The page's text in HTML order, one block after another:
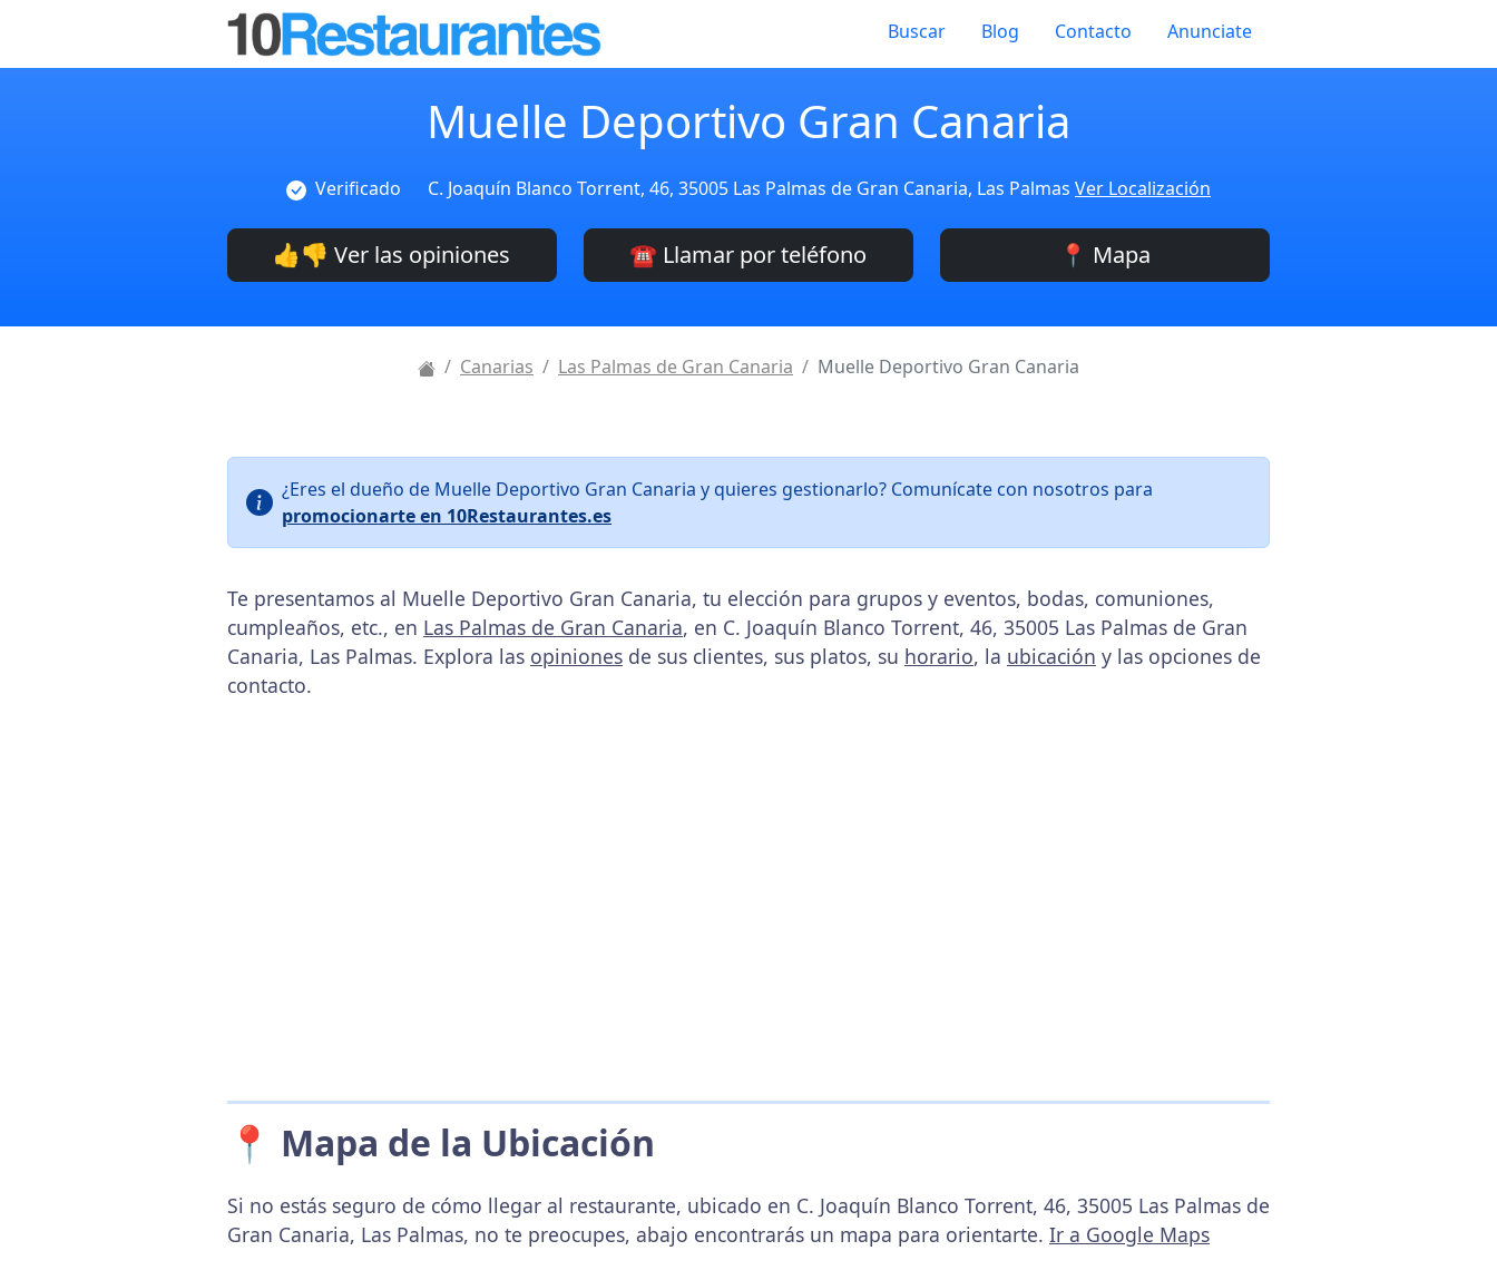
Buscar Blog Contacto Anunciate
Muelle Deportivo Gran Canaria
Verificado C. Joaquín Blanco Torrent, 46, 35005 Las Palmas de Gran Canaria, Las Palmas Ver Localización
👍👎 Ver las opiniones ☎️ Llamar por teléfono 📍 Mapa
Canarias Las Palmas de Gran Canaria Muelle Deportivo Gran Canaria
¿Eres el dueño de Muelle Deportivo Gran Canaria y quieres gestionarlo? Comunícate con nosotros para
promocionarte en 10Restaurantes.es
Te presentamos al Muelle Deportivo Gran Canaria, tu elección para grupos y eventos, bodas, comuniones,
cumpleaños, etc., en Las Palmas de Gran Canaria, en C. Joaquín Blanco Torrent, 46, 35005 Las Palmas de Gran
Canaria, Las Palmas. Explora las opiniones de sus clientes, sus platos, su horario, la ubicación y las opciones de
contacto.
📍 Mapa de la Ubicación
Si no estás seguro de cómo llegar al restaurante, ubicado en C. Joaquín Blanco Torrent, 46, 35005 Las Palmas de
Gran Canaria, Las Palmas, no te preocupes, abajo encontrarás un mapa para orientarte. Ir a Google Maps